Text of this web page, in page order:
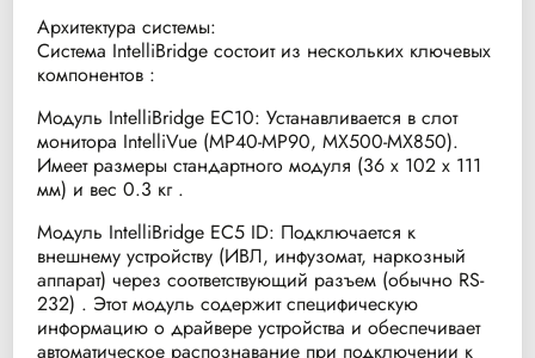
Архитектура системы:
Система IntelliBridge состоит из нескольких ключевых
компонентов :
Модуль IntelliBridge EC10: Устанавливается в слот
монитора IntelliVue (MP40-MP90, MX500-MX850).
Имеет размеры стандартного модуля (36 x 102 x 111
мм) и вес 0.3 кг .
Модуль IntelliBridge EC5 ID: Подключается к
внешнему устройству (ИВЛ, инфузомат, наркозный
аппарат) через соответствующий разъем (обычно RS-
232) . Этот модуль содержит специфическую
информацию о драйвере устройства и обеспечивает
автоматическое распознавание при подключении к